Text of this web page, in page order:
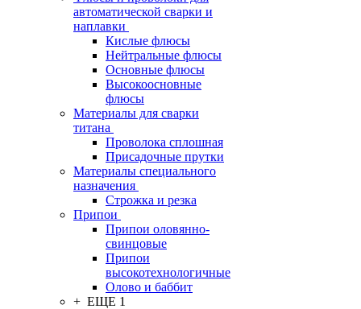
автоматической сварки и
наплавки
Кислые флюсы
Нейтральные флюсы
Основные флюсы
Высокоосновные
флюсы
Материалы для сварки
титана
Проволока сплошная
Присадочные прутки
Материалы специального
назначения
Строжка и резка
Припои
Припои оловянно-
свинцовые
Припои
высокотехнологичные
Олово и баббит
+ ЕЩЕ 1